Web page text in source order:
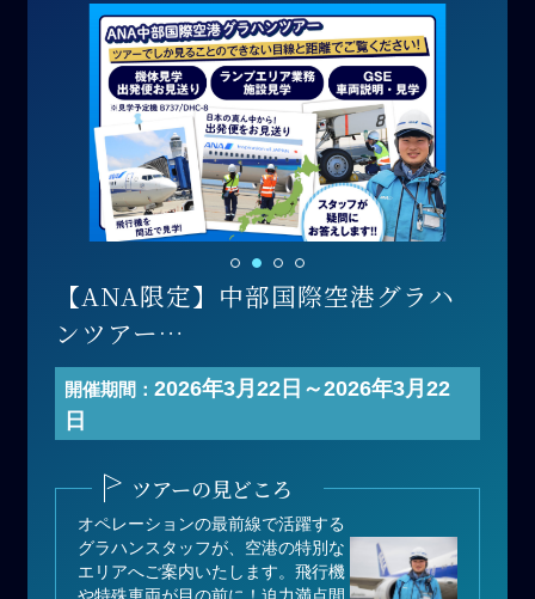
【ANA限定】中部国際空港グラハ
ンツアー
開 催 日：2026年3月22日(日)【午
後の部】
寄付金額：60,000円（1名あたり）
募集人数：25名
開催期間： 2026年3月22日～2026年3月22
日
ツアーの見どころ
オペレーションの最前線で活躍する
グラハンスタッフが、空港の特別な
エリアへご案内いたします。飛行機